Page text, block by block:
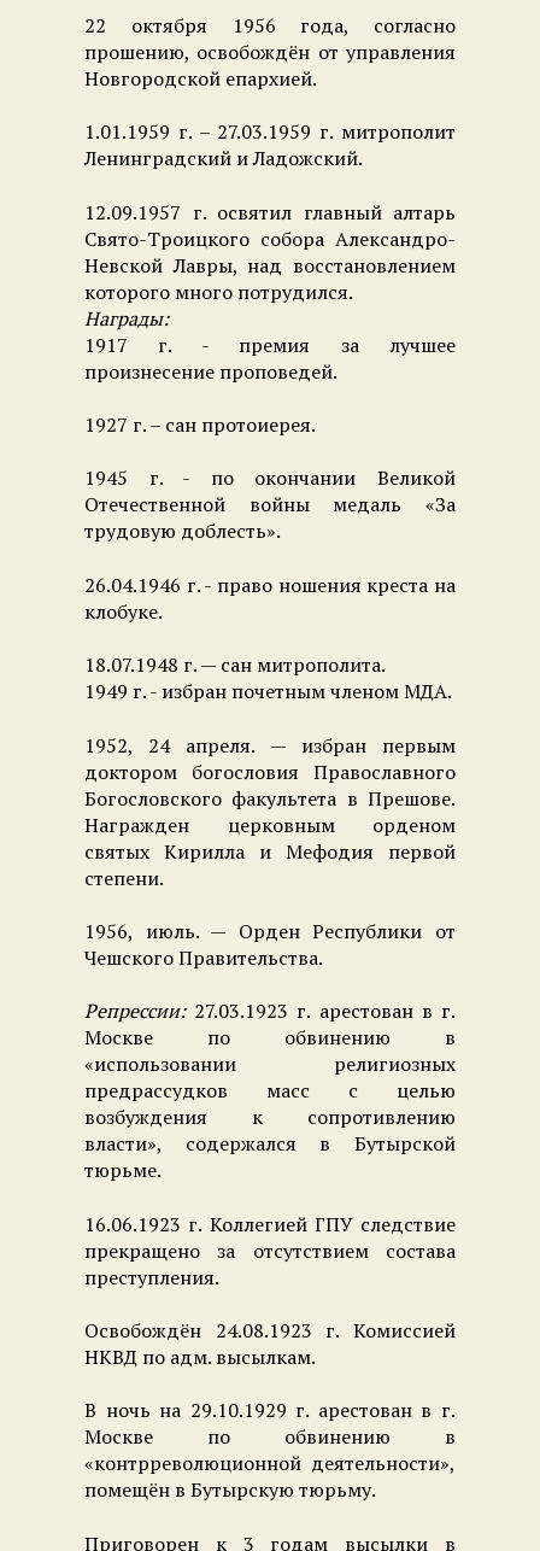
22 октября 1956 года, согласно
прошению, освобождён от управления
Новгородской епархией.
1.01.1959 г. – 27.03.1959 г. митрополит
Ленинградский и Ладожский.
12.09.1957 г. освятил главный алтарь
Свято-Троицкого собора Александро-
Невской Лавры, над восстановлением
которого много потрудился.
Награды:
1917 г. - премия за лучшее
произнесение проповедей.
1927 г. – сан протоиерея.
1945 г. - по окончании Великой
Отечественной войны медаль «За
трудовую доблесть».
26.04.1946 г. - право ношения креста на
клобуке.
18.07.1948 г. — сан митрополита.
1949 г. - избран почетным членом МДА.
1952, 24 апреля. — избран первым
доктором богословия Православного
Богословского факультета в Прешове.
Награжден церковным орденом
святых Кирилла и Мефодия первой
степени.
1956, июль. — Орден Республики от
Чешского Правительства.
Репрессии:27.03.1923 г. арестован в г.
Москве по обвинению в
«использовании религиозных
предрассудков масс с целью
возбуждения к сопротивлению
власти», содержался в Бутырской
тюрьме.
16.06.1923 г. Коллегией ГПУ следствие
прекращено за отсутствием состава
преступления.
Освобождён 24.08.1923 г. Комиссией
НКВД по адм. высылкам.
В ночь на 29.10.1929 г. арестован в г.
Москве по обвинению в
«контрреволюционной деятельности»,
помещён в Бутырскую тюрьму.
Приговорен к 3 годам высылки в